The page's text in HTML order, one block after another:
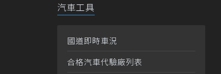
汽車工具
國道即時車況
合格汽車代驗廠列表